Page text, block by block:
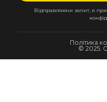
Відправляючи запит, я
© 2025.
Політика